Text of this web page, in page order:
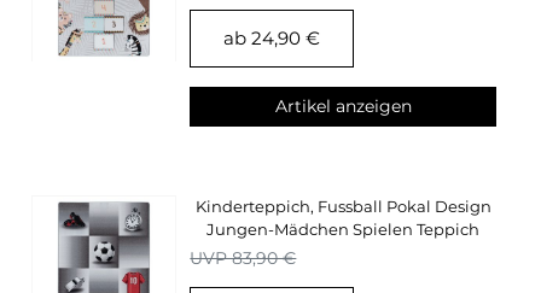
ab 24,90 €
Artikel anzeigen
Kinderteppich, Fussball Pokal Design
Jungen-Mädchen Spielen Teppich
Kinderzimmer
UVP 83,90 €